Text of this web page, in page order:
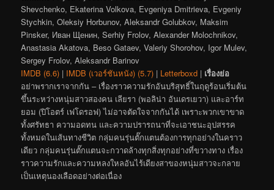
Shevchenko, Ekaterina Volkova, Evgeniya Dmitrieva, Evgeniy
Stychkin, Oleksiy Horbunov, Aleksandr Golubkov, Maksim
Pinsker, Иван Щенин, Serhiy Frolov, Alexander Molochnikov,
Anastasia Akatova, Beso Gataev, Valeriy Shorohov, Igor Mulev,
Sergey Frolov, Aleksandr Barinov
IMDB (6.6) | IMDB (เวอร์ชันหนัง) (5.7) | Letterboxd | เรื่องย่อ
อย่าพรากเราจากกัน – เรื่องราวความรักอันบริสุทธิ์ในฤดูร้อนเริ่มต้น
ขึ้นระหว่างหนุ่มสาวสองคน เลียรา (พอลิน่า อันเดรเยวา) และอาร์ท
ยอม (ปิโอตร์ เฟโดรอฟ) ไม่อาจตัดใจจากกันได้ เพราะพวกเขาขาด
ทั้งศรัทธา ความอดทน และความปรารถนาที่จะเอาชนะอุปสรรค
ทั้งหมดในเส้นทางชีวิต กลุ่มคนรุ่นตั๊กแตนต้องการทุกอย่างในคราว
เดียว กลุ่มคนรุ่นตั๊กแตนจะกวาดล้างทุกสิ่งทุกอย่างที่ขวางทาง เรื่อง
ราวความรักและความหลงใหลอันไร้เดียงสาของหนุ่มสาวจะกลาย
เป็นเหตุนองเลือดอย่างต่อเนื่อง